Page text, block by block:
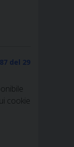
del 29
cookie